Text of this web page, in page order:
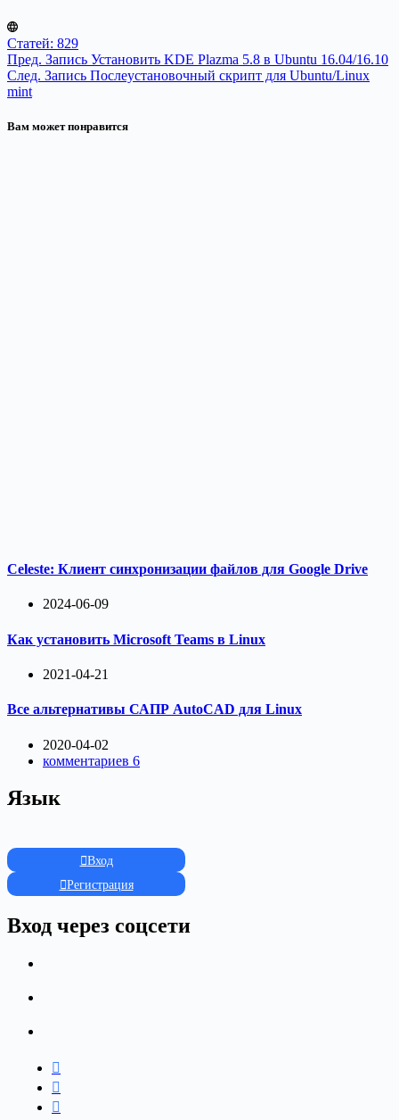
Статей: 829
Пред. Запись Установить KDE Plazma 5.8 в Ubuntu 16.04/16.10
След. Запись Послеустановочный скрипт для Ubuntu/Linux
mint
Вам может понравится
Celeste: Клиент синхронизации файлов для Google Drive
2024-06-09
Как установить Microsoft Teams в Linux
2021-04-21
Все альтернативы САПР AutoCAD для Linux
2020-04-02
комментариев 6
Язык
Вход
Регистрация
Вход через соцсети